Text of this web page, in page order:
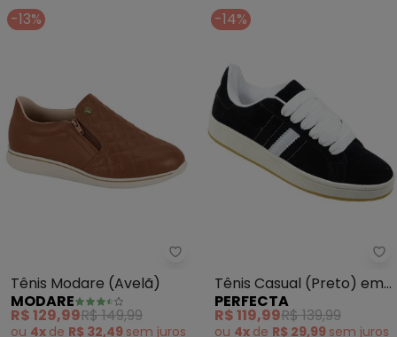
-13%
Modare - Tênis Modare (Avelã)
Tênis Modare (Avelã)
MODARE
R$ 129,99R$ 149,99
ou 4x de R$ 32,49 sem juros
-14%
Tênis Casual (Preto) em
Camurça Sintética
PERFECTA
R$ 119,99R$ 139,99
ou 4x de R$ 29,99 sem juros